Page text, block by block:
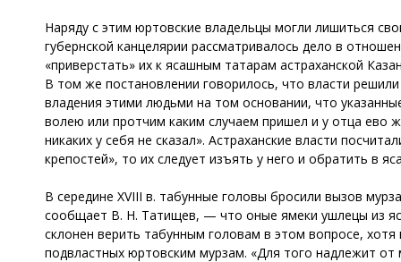
Наряду с этим юртовские владельцы могли лишиться
губернской канцелярии рассматривалось дело в
«приверстать» их к ясашным татарам астраханской
В том же постановлении говорилось, что власти
владения этими людьми на том основании, что
волею или протчим каким случаем пришел и у отца ево
никаких у себя не сказал». Астраханские власти
крепостей», то их следует изъять у него и обратить в
В середине XVIII в. табунные головы бросили вызов
сообщает В. Н. Татищев, — что оные ямеки ушлецы из
склонен верить табунным головам в этом вопросе,
подвластных юртовским мурзам. «Для того надлежит